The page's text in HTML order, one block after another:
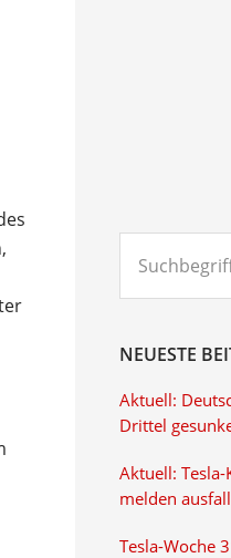
eingeben...
NEUESTE
Aktuell:
Drittel
Aktuell:
melden
Tesla-Woche